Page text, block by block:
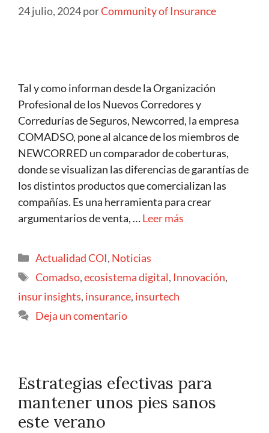
24 julio, 2024porCommunity of Insurance
Tal y como informan desde la Organización
Profesional de los Nuevos Corredores y
Corredurías de Seguros, Newcorred, la empresa
COMADSO, pone al alcance de los miembros de
NEWCORRED un comparador de coberturas,
donde se visualizan las diferencias de garantías de
los distintos productos que comercializan las
compañías. Es una herramienta para crear
argumentarios de venta, …Leer más
Actualidad COI, Noticias
Comadso,ecosistema digital, Innovación,
insur insights, insurance, insurtech
Deja un comentario
Estrategias efectivas para
mantener unos pies sanos
este verano